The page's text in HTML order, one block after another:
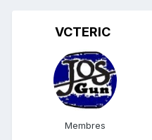
VCTERIC
Membres